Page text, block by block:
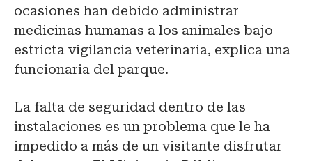
ocasiones han debido administrar
medicinas humanas a los animales bajo
estricta vigilancia veterinaria, explica una
funcionaria del parque.
La falta de seguridad dentro de las
instalaciones es un problema que le ha
impedido a más de un visitante disfrutar